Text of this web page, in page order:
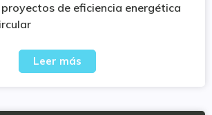
de eficiencia energética
Leer más